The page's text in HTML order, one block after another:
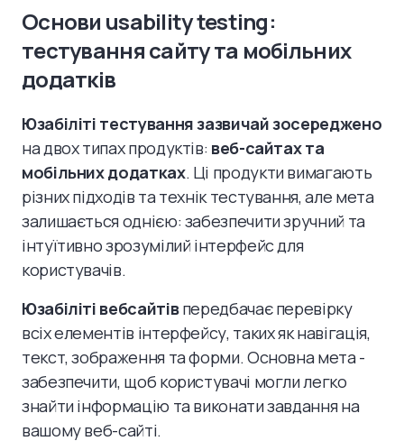
Основи usability testing:
тестування сайту та мобільних
додатків
Юзабіліті тестування зазвичай зосереджено
на двох типах продуктів: веб-сайтах та
мобільних додатках. Ці продукти вимагають
різних підходів та технік тестування, але мета
залишається однією: забезпечити зручний та
інтуїтивно зрозумілий інтерфейс для
користувачів.
Юзабіліті вебсайтівпередбачає перевірку
всіх елементів інтерфейсу, таких як навігація,
текст, зображення та форми. Основна мета -
забезпечити, щоб користувачі могли легко
знайти інформацію та виконати завдання на
вашому веб-сайті.